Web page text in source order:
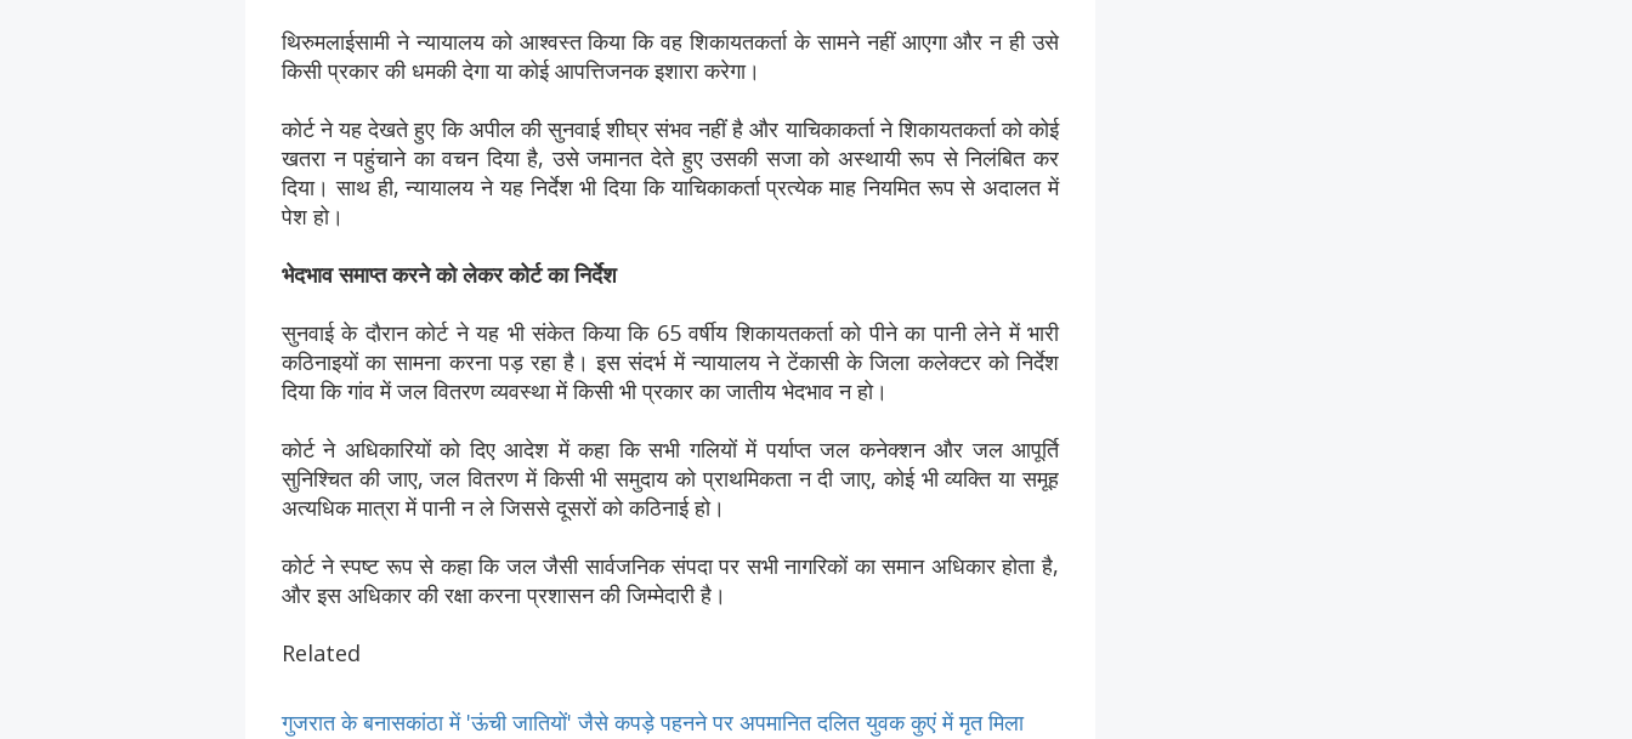
थिरुमलाईसामी ने न्यायालय को आश्वस्त किया कि वह शिकायतकर्ता के सामने नहीं आएगा और न ही उसे
किसी प्रकार की धमकी देगा या कोई आपत्तिजनक इशारा करेगा।
कोर्ट ने यह देखते हुए कि अपील की सुनवाई शीघ्र संभव नहीं है और याचिकाकर्ता ने शिकायतकर्ता को कोई
खतरा न पहुंचाने का वचन दिया है, उसे जमानत देते हुए उसकी सजा को अस्थायी रूप से निलंबित कर
दिया। साथ ही, न्यायालय ने यह निर्देश भी दिया कि याचिकाकर्ता प्रत्येक माह नियमित रूप से अदालत में
पेश हो।
भेदभाव समाप्त करने को लेकर कोर्ट का निर्देश
सुनवाई के दौरान कोर्ट ने यह भी संकेत किया कि 65 वर्षीय शिकायतकर्ता को पीने का पानी लेने में भारी
कठिनाइयों का सामना करना पड़ रहा है। इस संदर्भ में न्यायालय ने टेंकासी के जिला कलेक्टर को निर्देश
दिया कि गांव में जल वितरण व्यवस्था में किसी भी प्रकार का जातीय भेदभाव न हो।
कोर्ट ने अधिकारियों को दिए आदेश में कहा कि सभी गलियों में पर्याप्त जल कनेक्शन और जल आपूर्ति
सुनिश्चित की जाए, जल वितरण में किसी भी समुदाय को प्राथमिकता न दी जाए, कोई भी व्यक्ति या समूह
अत्यधिक मात्रा में पानी न ले जिससे दूसरों को कठिनाई हो।
कोर्ट ने स्पष्ट रूप से कहा कि जल जैसी सार्वजनिक संपदा पर सभी नागरिकों का समान अधिकार होता है,
और इस अधिकार की रक्षा करना प्रशासन की जिम्मेदारी है।
Related
गुजरात के बनासकांठा में 'ऊंची जातियों' जैसे कपड़े पहनने पर अपमानित दलित युवक कुएं में मृत मिला